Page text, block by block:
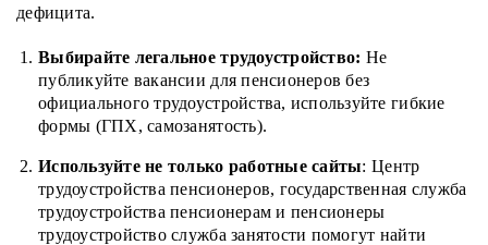
дефицита.
Выбирайте легальное трудоустройство: Не
публикуйте вакансии для пенсионеров без
официального трудоустройства, используйте гибкие
формы (ГПХ, самозанятость).
Используйте не только работные сайты: Центр
трудоустройства пенсионеров, государственная служба
трудоустройства пенсионерам и пенсионеры
трудоустройство служба занятости помогут найти